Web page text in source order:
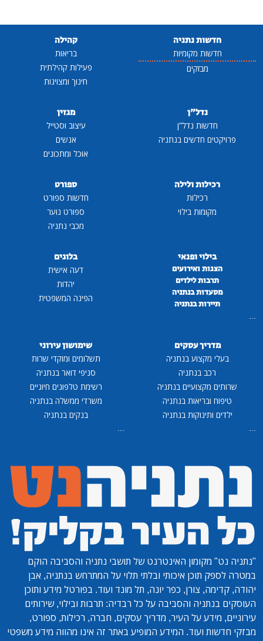
חדשות נתניה
חדשות מקומיות
מבזקים
קהילה
בריאות
פעילות קהילתית
חינוך ומצוינות
נדל"ן
חדשות נדל"ן
פרויקטים חדשים בנתניה
מגזין
עיצוב וסטייל
אנשים
אוכל ומתכונים
רכילות ולילה
רכילות
מקומות בילוי
ספורט
חדשות ספורט
ספורט נוער
מכבי נתניה
בילוי ופנאי
הצגות ואירועים
תרבות לילדים
מסעדות בנתניה
תיירות בנתניה
...
בלוגים
דעה אישית
יהדות
הפינה המשפטית
מדריך עסקים
בעלי מקצוע בנתניה
רכב בנתניה
שרותים מקצועיים בנתניה
טיפוח ובריאות בנתניה
ילדים ותינוקות בנתניה
...
שימושון עירוני
תשלומים ומוקדי שרות
סניפי דואר בנתניה
רשימת טלפונים חיוניים
משרדי ממשלה בנתניה
בנקים בנתניה
...
"נתניה נט" מקומון האינטרנט של תושבי נתניה והסביבה הוקם
במטרה לספק תוכן איכותי ובלתי תלוי על המתרחש בנתניה, אבן
יהודה, קדימה, צורן, כפר יונה, תל מונד ועוד. בפורטל מידע ותוכן
העוסקים בנתניה והסביבה על כל רבדיה: תרבות ובילוי, שירותים
עירוניים, מידע על העיר, מדריך עסקים, חברה, רכילות, ספורט,
מבזקי חדשות ועוד. המידע המופיע באתר זה אינו מהווה מידע משפטי